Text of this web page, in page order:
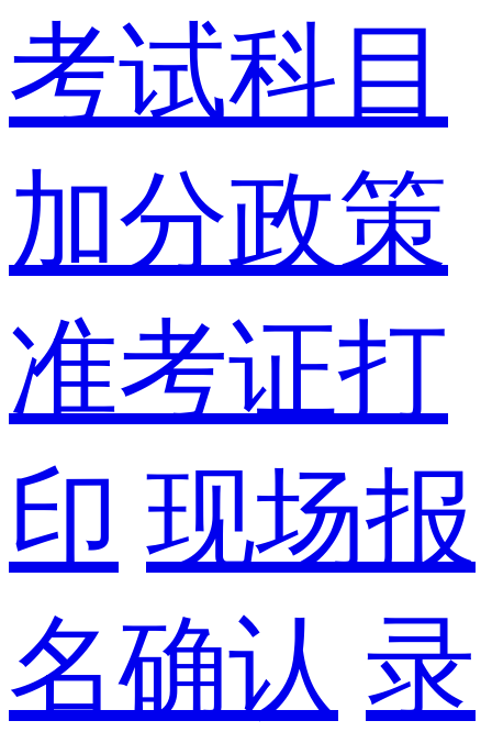
考试科目
加分政策
准考证打
印 现场报
名确认 录